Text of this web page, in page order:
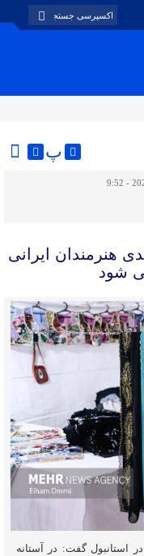
پ
هنرمندان ایرانی
شود
استانبول گفت: در آستانه